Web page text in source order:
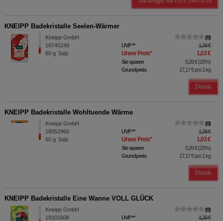
KNEIPP Badekristalle Seelen-Wärmer
Kneipp GmbH
18745249
60 g Salz
0
UVP** 1,29 €
Unser Preis* 1,03 €
Sie sparen 0,26 €(20%)
Grundpreis
17,17 €pro 1 kg
Details
KNEIPP Badekristalle Wohltuende Wärme
Kneipp GmbH
18052960
60 g Salz
0
UVP** 1,29 €
Unser Preis* 1,03 €
Sie sparen 0,26 €(20%)
Grundpreis
17,17 €pro 1 kg
Details
KNEIPP Badekristalle Eine Wanne VOLL GLÜCK
Kneipp GmbH
19101608
0
UVP** 1,29 €